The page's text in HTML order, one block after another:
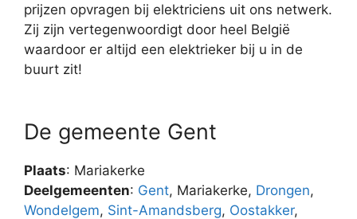
prijzen opvragen bij elektriciens uit ons netwerk.
Zij zijn vertegenwoordigt door heel België
waardoor er altijd een elektrieker bij u in de
buurt zit!
De gemeente Gent
Plaats: Mariakerke
Deelgemeenten: Gent, Mariakerke, Drongen,
Wondelgem, Sint-Amandsberg, Oostakker,